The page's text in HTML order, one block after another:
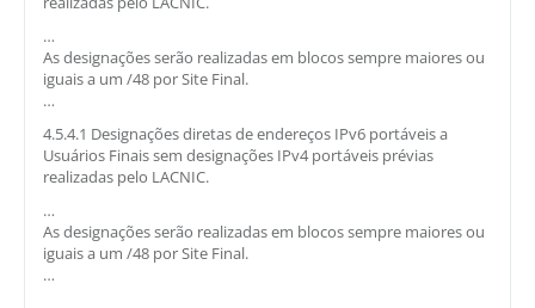
…
As designações serão realizadas em blocos sempre maiores ou
iguais a um /48 por Site Final.
…
4.5.4.1 Designações diretas de endereços IPv6 portáveis a
Usuários Finais sem designações IPv4 portáveis prévias
realizadas pelo LACNIC.
…
As designações serão realizadas em blocos sempre maiores ou
iguais a um /48 por Site Final.
…